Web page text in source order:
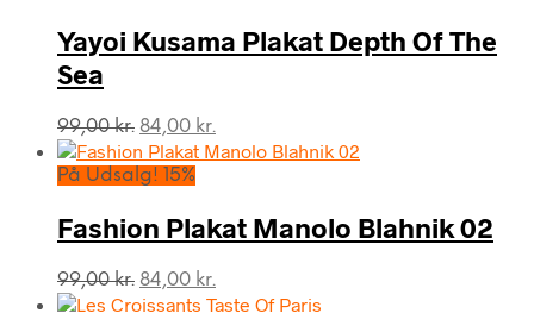
99,00 kr..
84,00 kr..
Yayoi Kusama Plakat Depth Of The
Sea
99,00kr. Den
oprindelige
pris
99,00 kr..
84,00 kr.
aktuelle
84,00 kr..
På Udsalg! 15%
Fashion Plakat Manolo Blahnik 02
99,00kr. Den
oprindelige
84,00 kr.
aktuelle